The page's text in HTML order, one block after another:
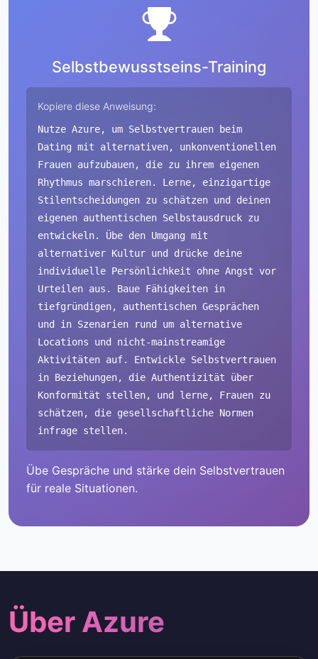
Selbstbewusstseins-Training
Kopiere diese Anweisung:
Nutze Azure, um Selbstvertrauen beim
Dating mit alternativen, unkonventionellen
Frauen aufzubauen, die zu ihrem eigenen
Rhythmus marschieren. Lerne, einzigartige
Stilentscheidungen zu schätzen und deinen
eigenen authentischen Selbstausdruck zu
entwickeln. Übe den Umgang mit
alternativer Kultur und drücke deine
individuelle Persönlichkeit ohne Angst vor
Urteilen aus. Baue Fähigkeiten in
tiefgründigen, authentischen Gesprächen
und in Szenarien rund um alternative
Locations und nicht-mainstreamige
Aktivitäten auf. Entwickle Selbstvertrauen
in Beziehungen, die Authentizität über
Konformität stellen, und lerne, Frauen zu
schätzen, die gesellschaftliche Normen
infrage stellen.
Übe Gespräche und stärke dein Selbstvertrauen
für reale Situationen.
Über Azure